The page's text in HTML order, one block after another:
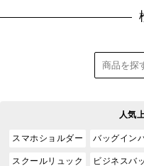
人気
スマホショルダー バッグイン
スクールリュック ビジネスバ